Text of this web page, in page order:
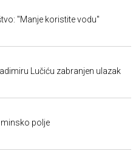
"Manje koristite vodu"
Lučiću zabranjen ulazak
polje